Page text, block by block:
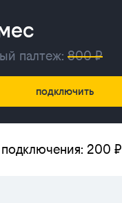
палтеж: 800 ₽
подключить
200 ₽